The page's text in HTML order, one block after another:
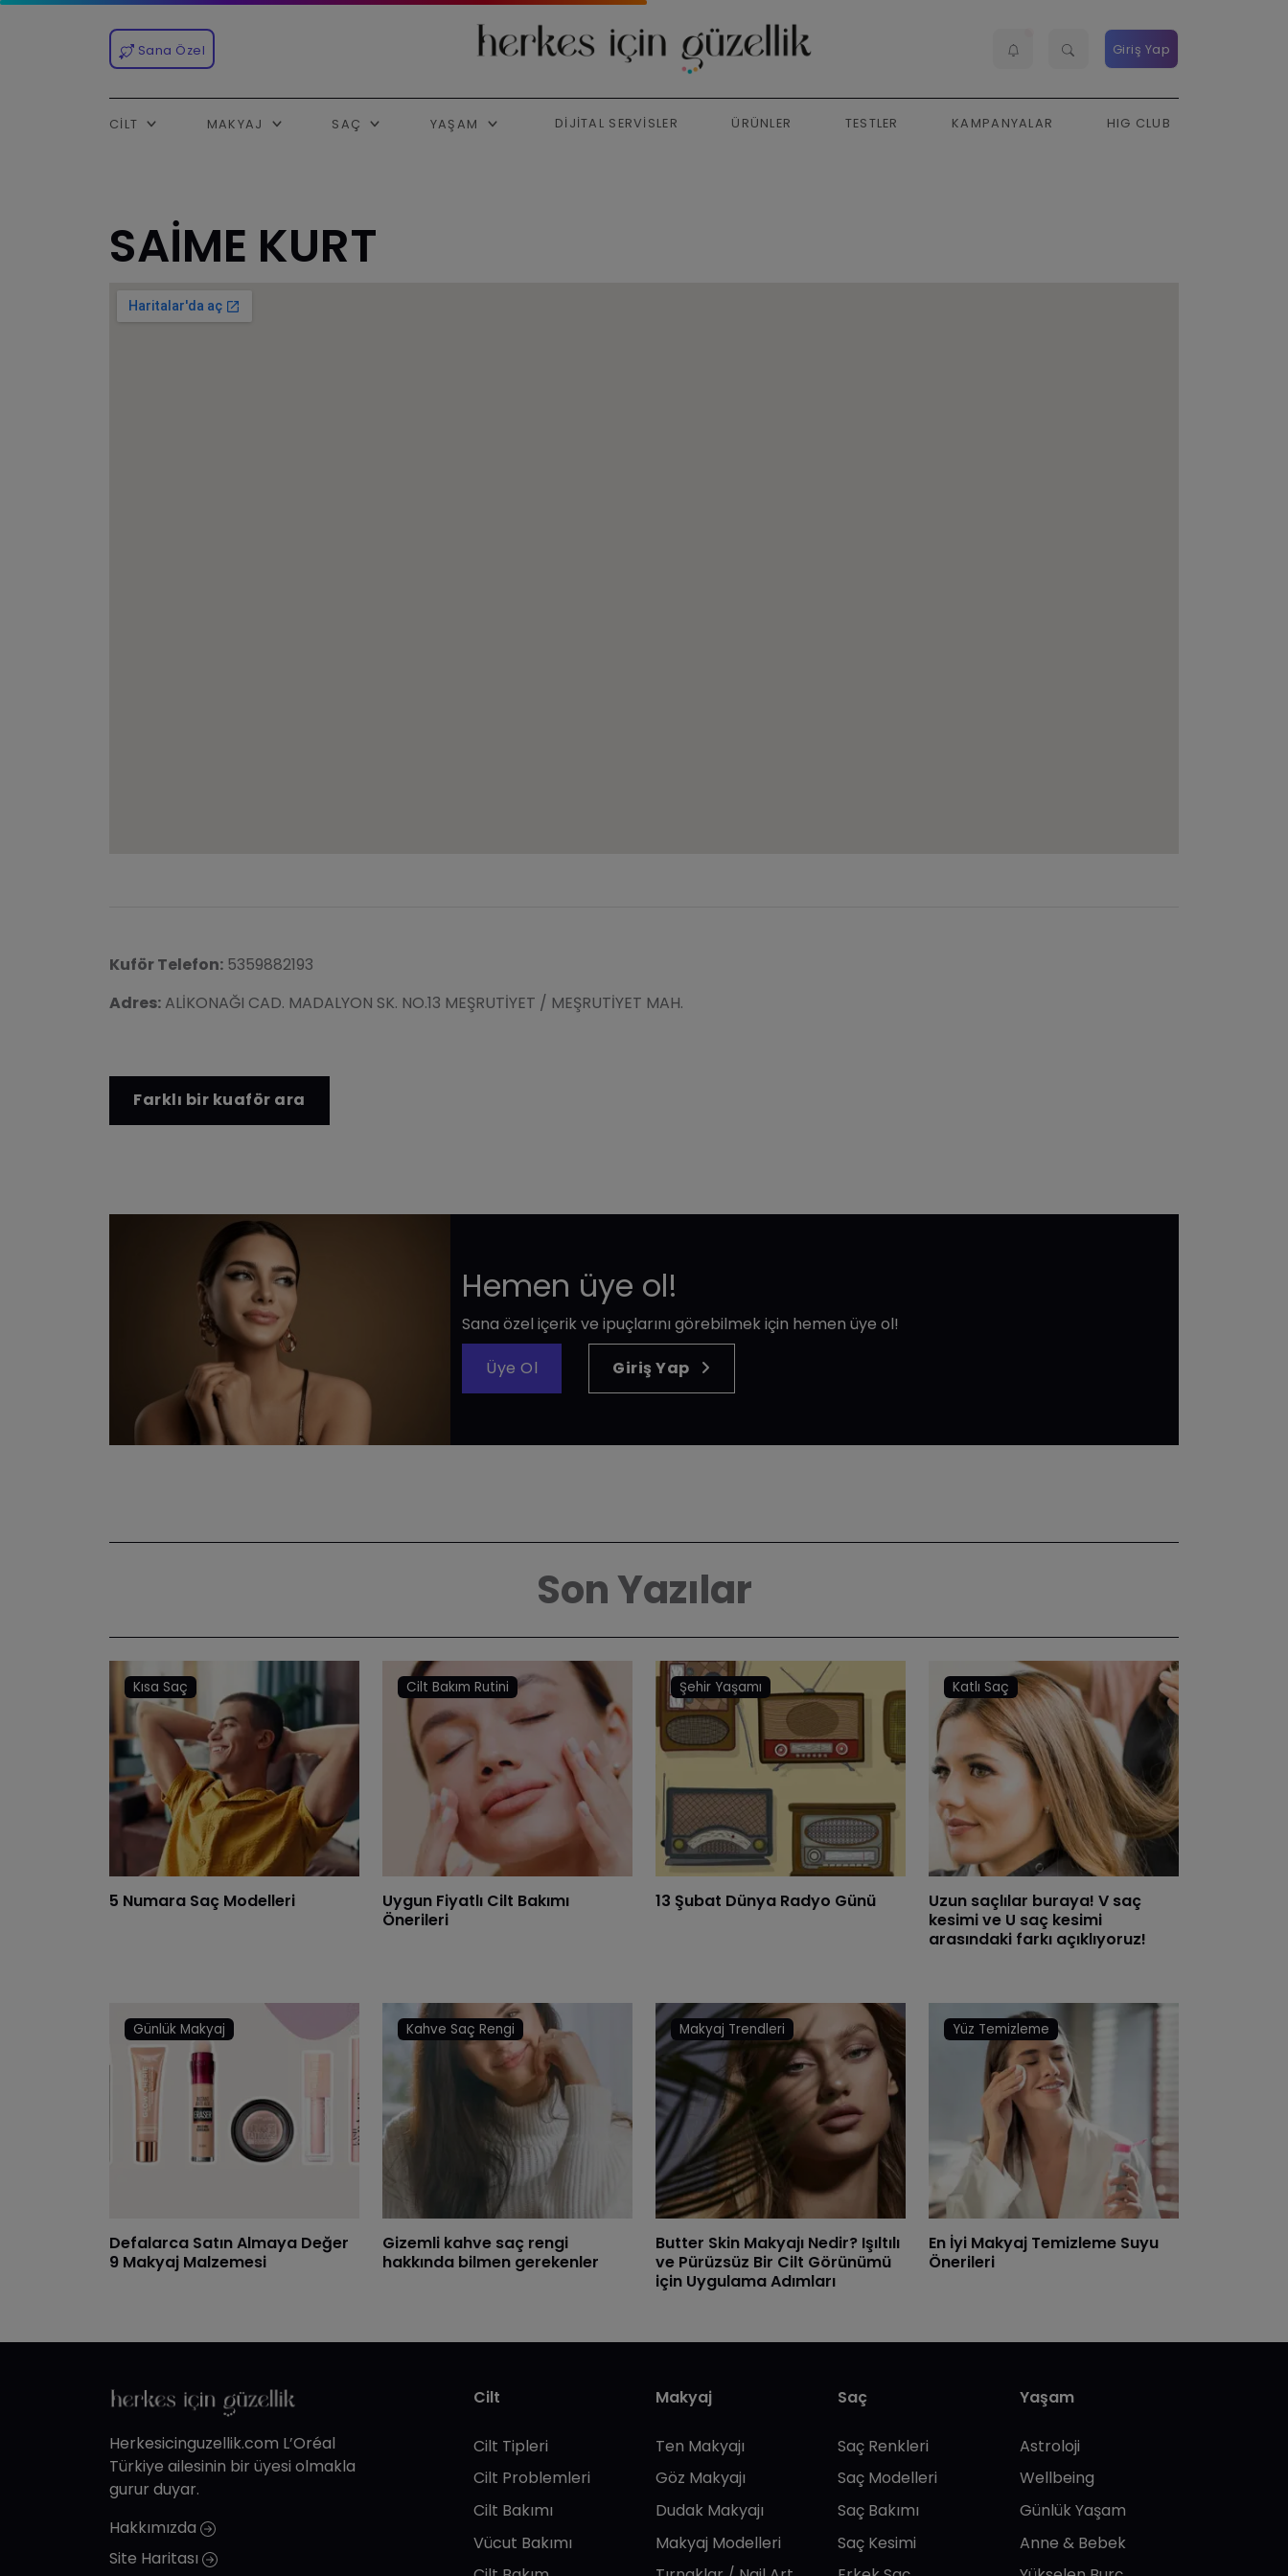
Sana Özel Giriş Yap
CILT MAKYAJ SAÇ YAŞAM DIJITAL SERVISLER ÜRÜNLER TESTLER KAMPANYALAR HIG CLUB
SAİME KURT
Kuför Telefon: 5359882193
Adres: ALİKONAĞI CAD. MADALYON SK. NO.13 MEŞRUTİYET / MEŞRUTİYET MAH.
Farklı bir kuaför ara
Hemen üye ol!
Sana özel içerik ve ipuçlarını görebilmek için hemen üye ol!
Üye Ol
Giriş Yap
Son Yazılar
Kısa Saç
5 Numara Saç Modelleri
Cilt Bakım Rutini
Uygun Fiyatlı Cilt Bakımı
Önerileri
Şehir Yaşamı
13 Şubat Dünya Radyo Günü
Katlı Saç
Uzun saçlılar buraya! V saç
kesimi ve U saç kesimi
arasındaki farkı açıklıyoruz!
Günlük Makyaj
Defalarca Satın Almaya Değer
9 Makyaj Malzemesi
Kahve Saç Rengi
Gizemli kahve saç rengi
hakkında bilmen gerekenler
Makyaj Trendleri
Butter Skin Makyajı Nedir? Işıltılı
ve Pürüzsüz Bir Cilt Görünümü
için Uygulama Adımları
Yüz Temizleme
En İyi Makyaj Temizleme Suyu
Önerileri
Herkesicinguzellik.com L’Oréal
Türkiye ailesinin bir üyesi olmakla
gurur duyar.
Hakkımızda
Site Haritası
Cilt
Cilt Tipleri
Cilt Problemleri
Cilt Bakımı
Vücut Bakımı
Makyaj
Ten Makyajı
Göz Makyajı
Dudak Makyajı
Makyaj Modelleri
Saç
Saç Renkleri
Saç Modelleri
Saç Bakımı
Saç Kesimi
Yaşam
Astroloji
Wellbeing
Günlük Yaşam
Anne & Bebek